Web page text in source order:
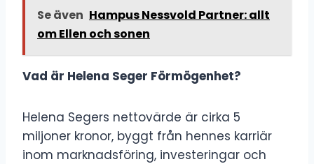
Se även Hampus Nessvold Partner: allt
om Ellen och sonen
Vad är Helena Seger Förmögenhet?
Helena Segers nettovärde är cirka 5
miljoner kronor, byggt från hennes karriär
inom marknadsföring, investeringar och